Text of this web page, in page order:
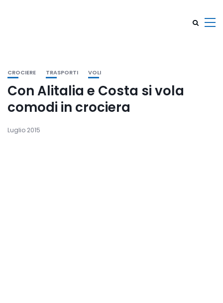
CROCIERE TRASPORTI VOLI
Con Alitalia e Costa si vola
comodi in crociera
Luglio 2015